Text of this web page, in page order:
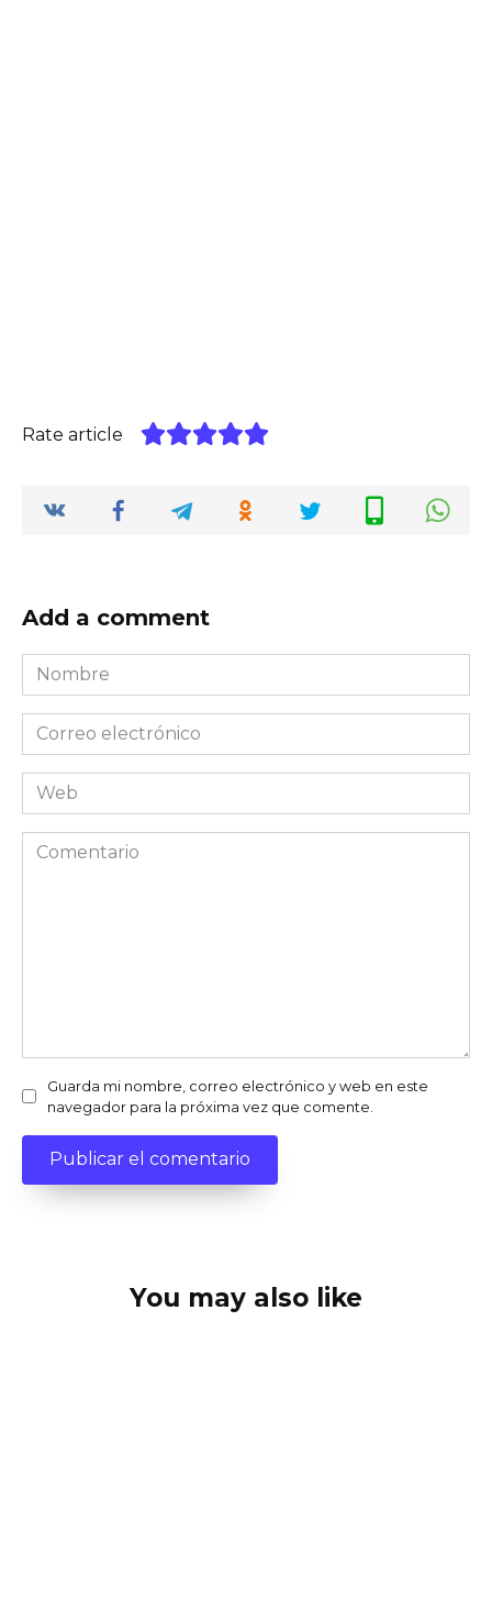
Rate article
Add a comment
Nombre
*
Correo
electrónico
*Web
Comentario
Guarda mi nombre, correo electrónico y web en este
navegador para la próxima vez que comente.
You may also like